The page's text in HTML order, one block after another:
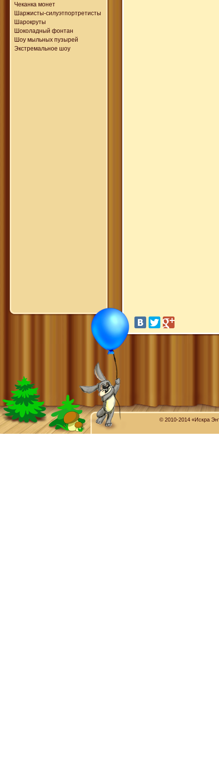
Чеканка монет
Шаржисты-силуэтпортретисты
Шарокруты
Шоколадный фонтан
Шоу мыльных пузырей
Экстремальное шоу
© 2010-2014 «Искра